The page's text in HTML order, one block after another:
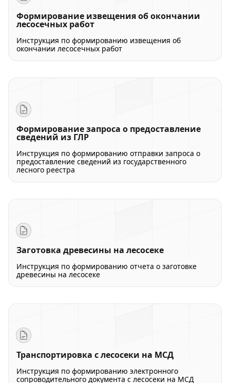
Формирование извещения об окончании
лесосечных работ
Инструкция по формированию извещения об
окончании лесосечных работ
Формирование запроса о предоставление
сведений из ГЛР
Инструкция по формированию отправки запроса о
предоставление сведений из государственного
лесного реестра
Заготовка древесины на лесосеке
Инструкция по формированию отчета о заготовке
древесины на лесосеке
Транспортировка с лесосеки на МСД
Инструкция по формированию электронного
сопроводительного документа с лесосеки на МСД